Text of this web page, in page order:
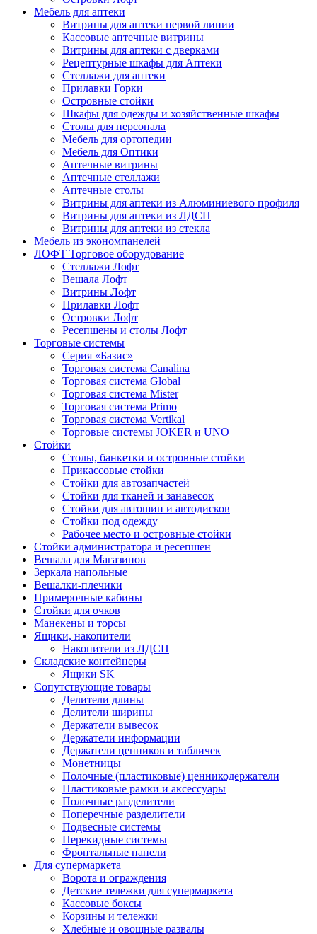
Мебель для аптеки
Витрины для аптеки первой линии
Кассовые аптечные витрины
Витрины для аптеки с дверками
Рецептурные шкафы для Аптеки
Стеллажи для аптеки
Прилавки Горки
Островные стойки
Шкафы для одежды и хозяйственные шкафы
Столы для персонала
Мебель для ортопедии
Мебель для Оптики
Аптечные витрины
Аптечные стеллажи
Аптечные столы
Витрины для аптеки из Алюминиевого профиля
Витрины для аптеки из ЛДСП
Витрины для аптеки из стекла
Мебель из экономпанелей
ЛОФТ Торговое оборудование
Стеллажи Лофт
Вешала Лофт
Витрины Лофт
Прилавки Лофт
Островки Лофт
Ресепшены и столы Лофт
Торговые системы
Серия «Базис»
Торговая система Canalina
Торговая система Global
Торговая система Mister
Торговая система Primo
Торговая система Vertikal
Торговые системы JOKER и UNO
Стойки
Столы, банкетки и островные стойки
Прикассовые стойки
Стойки для автозапчастей
Стойки для тканей и занавесок
Стойки для автошин и автодисков
Стойки под одежду
Рабочее место и островные стойки
Стойки администратора и ресепшен
Вешала для Магазинов
Зеркала напольные
Вешалки-плечики
Примерочные кабины
Стойки для очков
Манекены и торсы
Ящики, накопители
Накопители из ЛДСП
Складские контейнеры
Ящики SK
Сопутствующие товары
Делители длины
Делители ширины
Держатели вывесок
Держатели информации
Держатели ценников и табличек
Монетницы
Полочные (пластиковые) ценникодержатели
Пластиковые рамки и аксессуары
Полочные разделители
Поперечные разделители
Подвесные системы
Перекидные системы
Фронтальные панели
Для супермаркета
Ворота и ограждения
Детские тележки для супермаркета
Кассовые боксы
Корзины и тележки
Хлебные и овощные развалы